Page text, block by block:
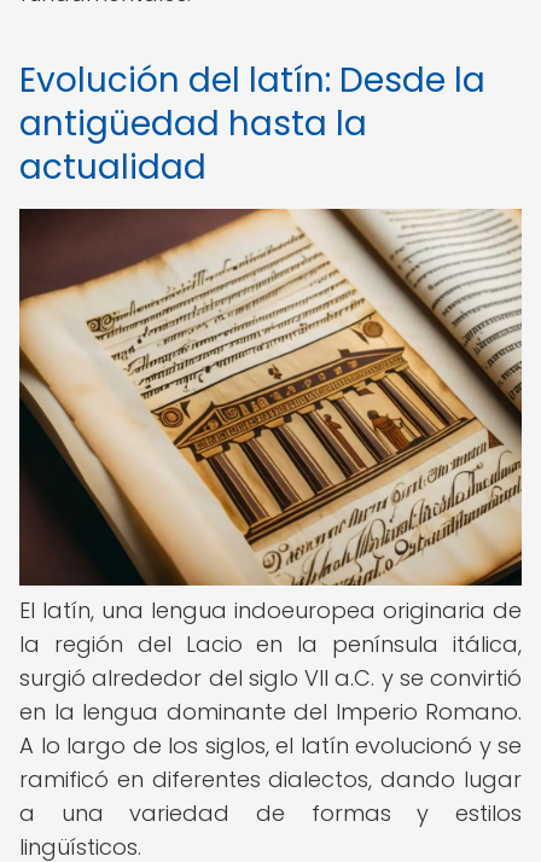
Evolución del latín: Desde la
antigüedad hasta la
actualidad
El latín, una lengua indoeuropea originaria de
la región del Lacio en la península itálica,
surgió alrededor del siglo VII a.C. y se convirtió
en la lengua dominante del Imperio Romano.
A lo largo de los siglos, el latín evolucionó y se
ramificó en diferentes dialectos, dando lugar
a una variedad de formas y estilos
lingüísticos.